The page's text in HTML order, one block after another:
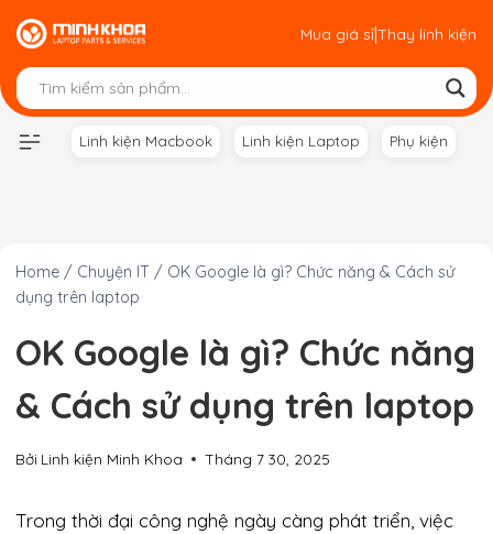
Skip
to
content
Mua giá sỉ|Thay linh kiện
Linh kiện Macbook Linh kiện Laptop Phụ kiện
Home / Chuyện IT / OK Google là gì? Chức năng & Cách sử
dụng trên laptop
OK Google là gì? Chức năng
& Cách sử dụng trên laptop
Bởi Linh kiện Minh Khoa Tháng 7 30, 2025
Trong thời đại công nghệ ngày càng phát triển, việc